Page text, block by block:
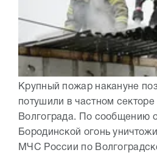
Крупный пожар накануне
потушили в частном
Волгограда. По сообщению
Бородинской огонь
МЧС России по